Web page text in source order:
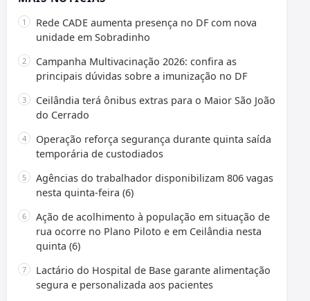
Rede CADE aumenta presença no DF com nova
unidade em Sobradinho
Campanha Multivacinação 2026: confira as
principais dúvidas sobre a imunização no DF
Ceilândia terá ônibus extras para o Maior São João
do Cerrado
Operação reforça segurança durante quinta saída
temporária de custodiados
Agências do trabalhador disponibilizam 806 vagas
nesta quinta-feira (6)
Ação de acolhimento à população em situação de
rua ocorre no Plano Piloto e em Ceilândia nesta
quinta (6)
Lactário do Hospital de Base garante alimentação
segura e personalizada aos pacientes